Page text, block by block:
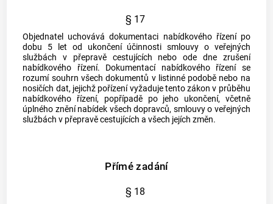
§ 17
Objednatel uchovávádokumentaci nabídkového řízenípo
dobu 5 let od ukončení účinnosti smlouvy o veřejných
službách v přepravě cestujících nebo ode dne zrušení
nabídkového řízení. Dokumentací nabídkového řízeníse
rozumí souhrn všech dokumentů v listinné podobě nebo na
nosičích dat, jejichž pořízení vyžaduje tento zákon v průběhu
nabídkového řízení, popřípadě po jeho ukončení, včetně
úplného znění nabídek všech dopravců, smlouvy o veřejných
službách v přepravě cestujících a všech jejích změn.
Přímé zadání
§ 18